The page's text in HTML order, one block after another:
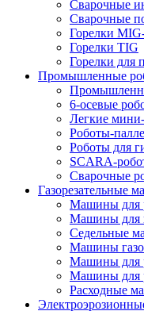
Сварочные
Сварочные
Горелки
Горелки TIG
Горелки для
Промышленные
6-осевые
Легкие
Роботы-
Роботы для
SCARA-
Сварочные
Газорезательные
Машины для
Машины для
Седельные
Машины
Машины для
Машины для
Расходные